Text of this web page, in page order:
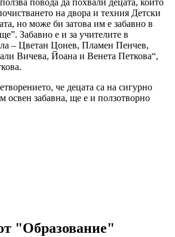
на двора и техния Детски
но може би затова им е забавно в
Забавно е и за учителите в
– Цветан Цонев, Пламен Пенчев,
Вичева, Йоана и Венета Петкова“,
че децата са на сигурно
освен забавна, ще е и ползотворно
"Образование"